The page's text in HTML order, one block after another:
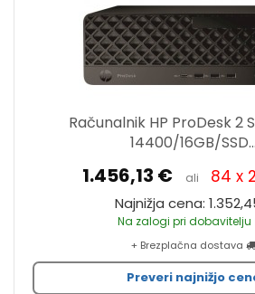
Računalnik HP ProDesk 2
14400/16GB/SSD...
1.456,13 € ali 84 x
Najnižja cena:
Na zalogi pri dobavitelju
+ Brezplačna dostava
Preveri najnižjo